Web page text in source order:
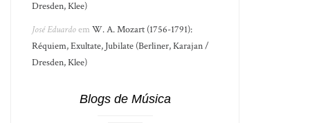
Dresden, Klee)
José EduardoemW. A. Mozart (1756-1791):
Réquiem, Exultate, Jubilate (Berliner, Karajan /
Dresden, Klee)
Blogs de Música